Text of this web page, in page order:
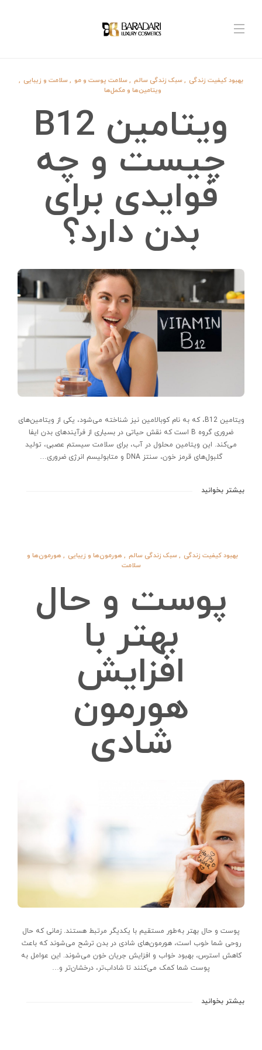
بهبود کیفیت زندگی ,سبک زندگی سالم ,سلامت پوست و مو ,سلامت و زیبایی ,
ویتامین‌ها و مکمل‌ها
ویتامین B12
چیست و چه
فوایدی برای
بدن دارد؟
ویتامین B12، که به نام کوبالامین نیز شناخته می‌شود، یکی از ویتامین‌های
ضروری گروه B است که نقش حیاتی در بسیاری از فرآیندهای بدن ایفا
می‌کند. این ویتامین محلول در آب، برای سلامت سیستم عصبی، تولید
گلبول‌های قرمز خون، سنتز DNA و متابولیسم انرژی ضروری…
بیشتر بخوانید
بهبود کیفیت زندگی ,سبک زندگی سالم ,هورمون‌ها و زیبایی ,هورمون‌ها و
سلامت
پوست و حال
بهتر با
افزایش
هورمون
شادی
پوست و حال بهتر به‌طور مستقیم با یکدیگر مرتبط هستند. زمانی که حال
روحی شما خوب است، هورمون‌های شادی در بدن ترشح می‌شوند که باعث
کاهش استرس، بهبود خواب و افزایش جریان خون می‌شوند. این عوامل به
پوست شما کمک می‌کنند تا شاداب‌تر، درخشان‌تر و…
بیشتر بخوانید